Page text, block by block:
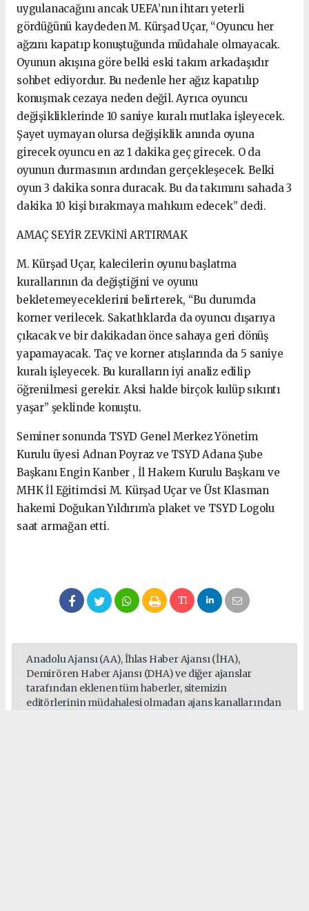
uygulanacağını ancak UEFA’nın ihtarı yeterli
gördüğünü kaydeden M. Kürşad Uçar, “Oyuncu her
ağzını kapatıp konuştuğunda müdahale olmayacak.
Oyunun akışına göre belki eski takım arkadaşıdır
sohbet ediyordur. Bu nedenle her ağız kapatılıp
konuşmak cezaya neden değil. Ayrıca oyuncu
değişikliklerinde 10 saniye kuralı mutlaka işleyecek.
Şayet uymayan olursa değişiklik anında oyuna
girecek oyuncu en az 1 dakika geç girecek. O da
oyunun durmasının ardından gerçekleşecek. Belki
oyun 3 dakika sonra duracak. Bu da takımını sahada 3
dakika 10 kişi bırakmaya mahkum edecek” dedi.
AMAÇ SEYİR ZEVKİNİ ARTIRMAK
M. Kürşad Uçar, kalecilerin oyunu başlatma
kurallarının da değiştiğini ve oyunu
bekletemeyeceklerini belirterek, “Bu durumda
korner verilecek. Sakatlıklarda da oyuncu dışarıya
çıkacak ve bir dakikadan önce sahaya geri dönüş
yapamayacak. Taç ve korner atışlarında da 5 saniye
kuralı işleyecek. Bu kuralların iyi analiz edilip
öğrenilmesi gerekir. Aksi halde birçok kulüp sıkıntı
yaşar” şeklinde konuştu.
Seminer sonunda TSYD Genel Merkez Yönetim
Kurulu üyesi Adnan Poyraz ve TSYD Adana Şube
Başkanı Engin Kanber , İl Hakem Kurulu Başkanı ve
MHK İl Eğitimcisi M. Kürşad Uçar ve Üst Klasman
hakemi Doğukan Yıldırım’a plaket ve TSYD Logolu
saat armağan etti.
Anadolu Ajansı (AA), İhlas Haber Ajansı (İHA),
Demirören Haber Ajansı (DHA) ve diğer ajanslar
tarafından eklenen tüm haberler, sitemizin
editörlerinin müdahalesi olmadan ajans kanallarından